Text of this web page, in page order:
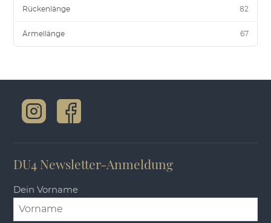
Rückenlänge 82
Ärmellänge 67
DU4 Newsletter-Anmeldung
Dein Vorname